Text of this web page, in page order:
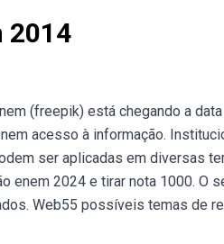
2014
(freepik) está chegando a
acesso à informação.
ser aplicadas em diversas
enem 2024 e tirar nota 1000. O
Web55 possíveis temas de